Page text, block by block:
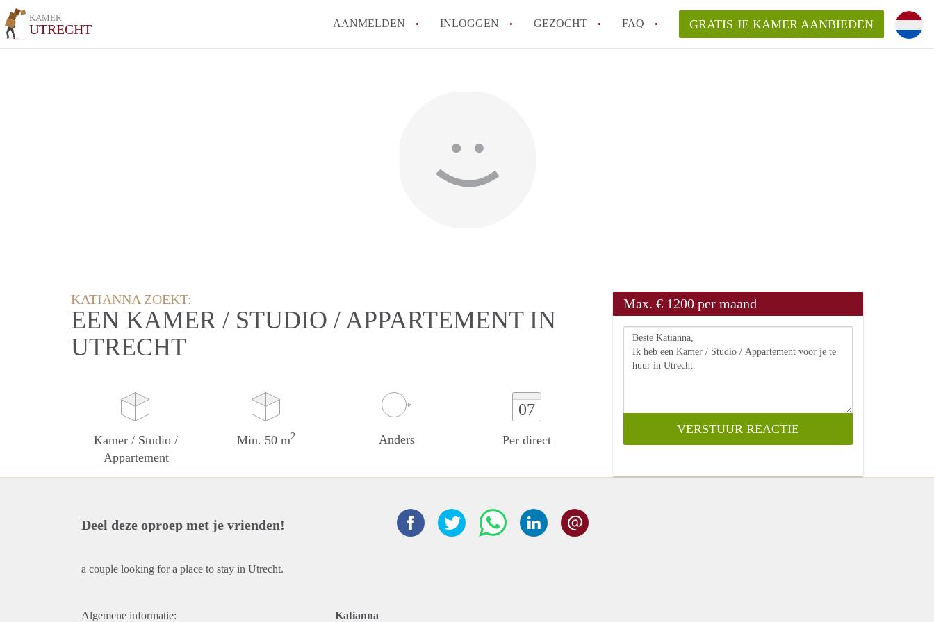
KAMER
UTRECHT AANMELDEN INLOGGEN GEZOCHT FAQ GRATIS JE KAMER AANBIEDEN
KATIANNA ZOEKT:
EEN KAMER / STUDIO / APPARTEMENT IN
UTRECHT
Kamer / Studio /
Appartement
Min. 50 m2 Anders
07
Per direct
Max. € 1200 per maand
Deel deze oproep met je vrienden!
a couple looking for a place to stay in Utrecht.
Algemene informatie: Katianna